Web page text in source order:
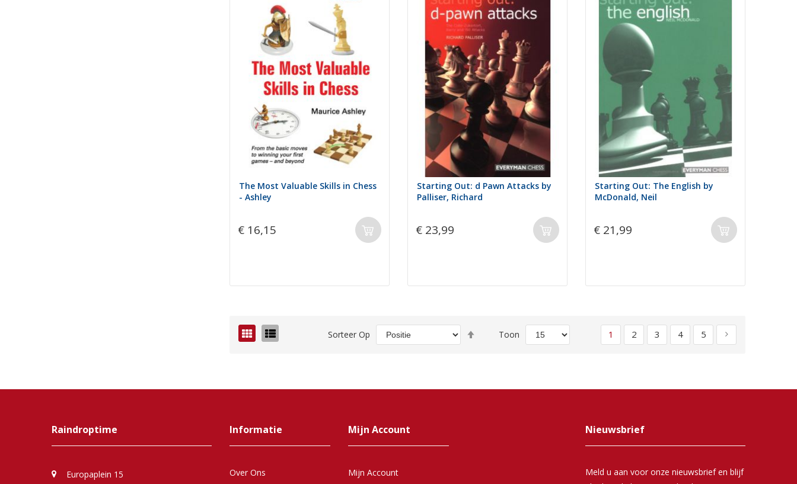
The Most Valuable Skills in Chess
- Ashley
€ 16,15
Starting Out: d Pawn Attacks by
Palliser, Richard
€ 23,99
Starting Out: The English by
McDonald, Neil
€ 21,99
Foto-Lijst Sorteer Op Toon
Pagina
U lees momenteel pagina
1 Pagina
2 Pagina
3 Pagina
4 Pagina
5 Pagina
Volgende
Raindroptime
Europaplein 15
Informatie
Over Ons
Mijn Account
Mijn Account
Nieuwsbrief
Meld u aan voor onze nieuwsbrief en blijf